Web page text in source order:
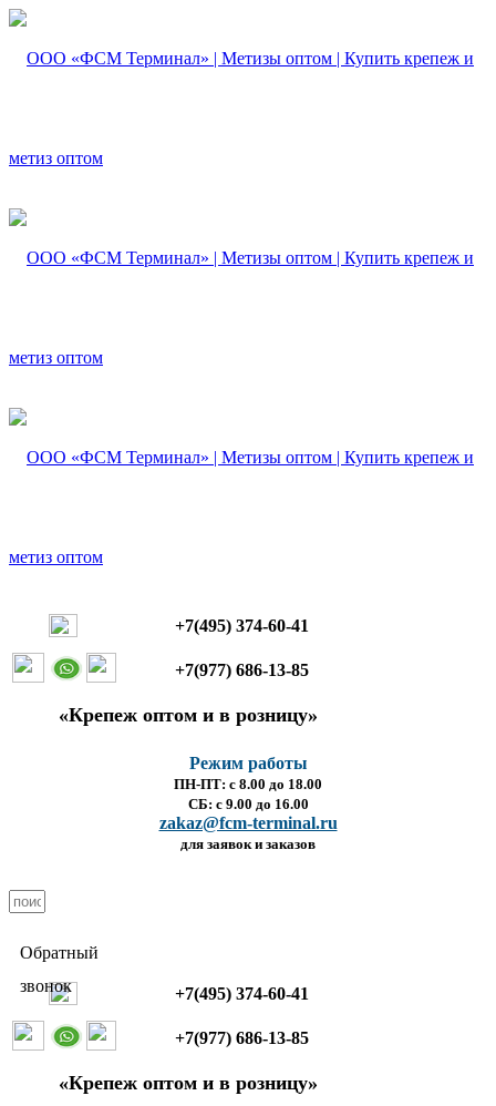
+7(495) 374-60-41
+7(977) 686-13-85
«Крепеж оптом и в розницу»
Режим работы
ПН-ПТ: с 8.00 до 18.00
СБ: с 9.00 до 16.00
zakaz@fcm-terminal.ru
для заявок и заказов
Обратный
звонок
+7(495) 374-60-41
+7(977) 686-13-85
«Крепеж оптом и в розницу»